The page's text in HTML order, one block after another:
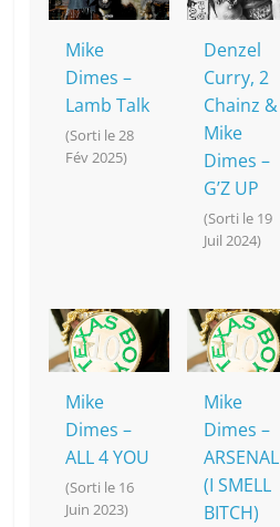
o at p k
Mike
Dimes –
Lamb Talk
(Sorti le 28
Fév 2025)
Denzel
Curry, 2
Chainz &
Mike
Dimes –
G’Z UP
(Sorti le 19
Juil 2024)
Mike
Dimes –
ALL 4 YOU
(Sorti le 16
Juin 2023)
Mike
Dimes –
ARSENAL
(I SMELL
BITCH)